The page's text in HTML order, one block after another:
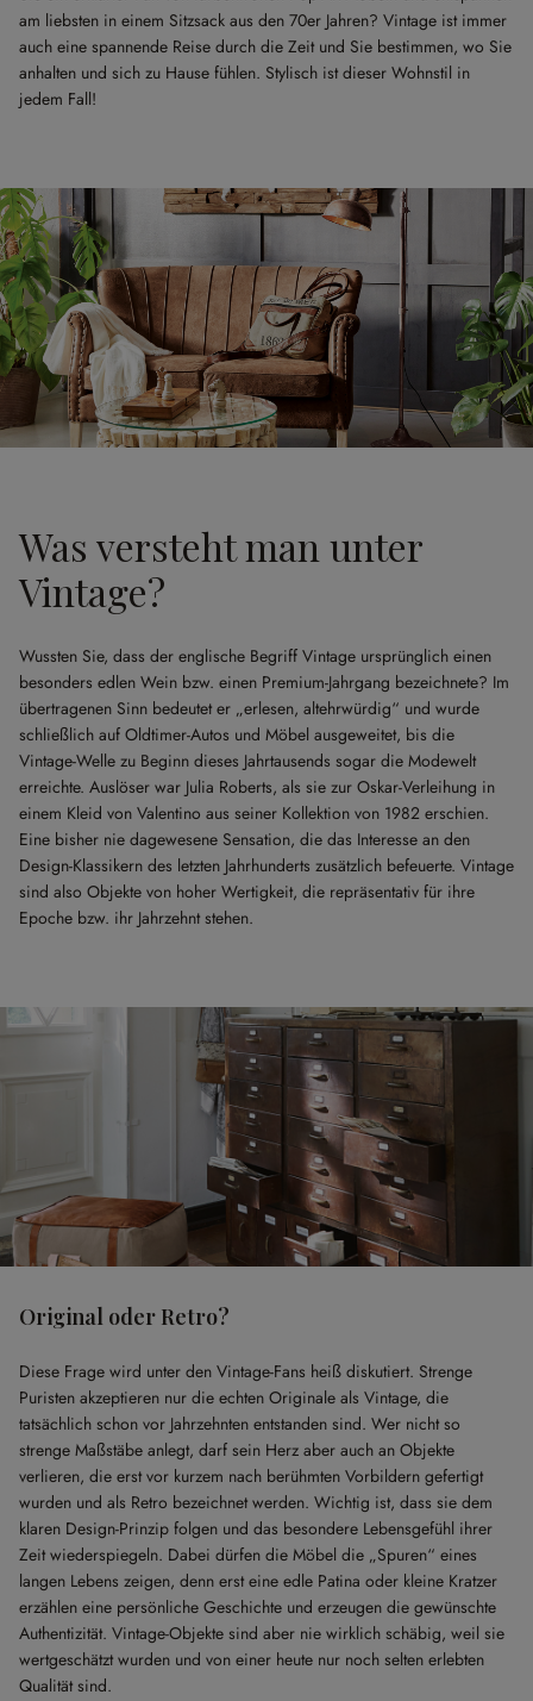
am liebsten in einem Sitzsack aus den 70er Jahren? Vintage ist immer
auch eine spannende Reise durch die Zeit und Sie bestimmen, wo Sie
anhalten und sich zu Hause fühlen. Stylisch ist dieser Wohnstil in
jedem Fall!
Was versteht man unter
Vintage?
Wussten Sie, dass der englische Begriff Vintage ursprünglich einen
besonders edlen Wein bzw. einen Premium-Jahrgang bezeichnete? Im
übertragenen Sinn bedeutet er „erlesen, altehrwürdig“ und wurde
schließlich auf Oldtimer-Autos und Möbel ausgeweitet, bis die
Vintage-Welle zu Beginn dieses Jahrtausends sogar die Modewelt
erreichte. Auslöser war Julia Roberts, als sie zur Oskar-Verleihung in
einem Kleid von Valentino aus seiner Kollektion von 1982 erschien.
Eine bisher nie dagewesene Sensation, die das Interesse an den
Design-Klassikern des letzten Jahrhunderts zusätzlich befeuerte. Vintage
sind also Objekte von hoher Wertigkeit, die repräsentativ für ihre
Epoche bzw. ihr Jahrzehnt stehen.
Original oder Retro?
Diese Frage wird unter den Vintage-Fans heiß diskutiert. Strenge
Puristen akzeptieren nur die echten Originale als Vintage, die
tatsächlich schon vor Jahrzehnten entstanden sind. Wer nicht so
strenge Maßstäbe anlegt, darf sein Herz aber auch an Objekte
verlieren, die erst vor kurzem nach berühmten Vorbildern gefertigt
wurden und als Retro bezeichnet werden. Wichtig ist, dass sie dem
klaren Design-Prinzip folgen und das besondere Lebensgefühl ihrer
Zeit wiederspiegeln. Dabei dürfen die Möbel die „Spuren“ eines
langen Lebens zeigen, denn erst eine edle Patina oder kleine Kratzer
erzählen eine persönliche Geschichte und erzeugen die gewünschte
Authentizität. Vintage-Objekte sind aber nie wirklich schäbig, weil sie
wertgeschätzt wurden und von einer heute nur noch selten erlebten
Qualität sind.